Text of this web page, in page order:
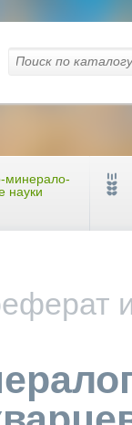
минерало-
науки